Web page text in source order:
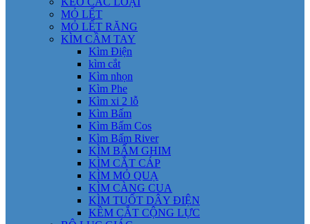
MỎ LẾT
MỎ LẾT RĂNG
KÌM CẦM TAY
Kìm Điện
kìm cắt
Kìm nhọn
Kìm Phe
Kìm xi 2 lỗ
Kìm Bấm
Kìm Bấm Cos
Kìm Bấm River
KÌM BẤM GHIM
KÌM CẮT CÁP
KÌM MỎ QUẠ
KÌM CÀNG CUA
KÌM TUỐT DÂY ĐIỆN
KỀM CẮT CỘNG LỰC